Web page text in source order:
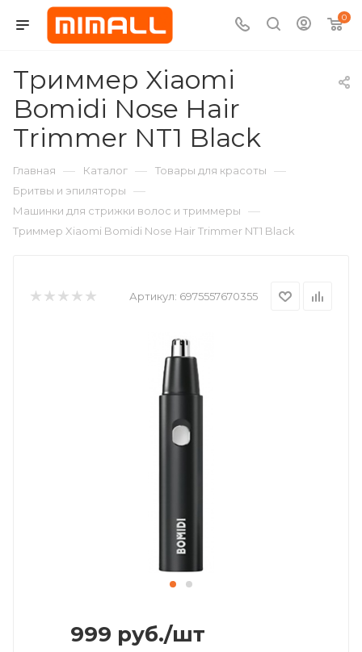
0
Триммер Xiaomi
Bomidi Nose Hair
Trimmer NT1 Black
Главная — Каталог — Товары для красоты —
Бритвы и эпиляторы —
Машинки для стрижки волос и триммеры —
Триммер Xiaomi Bomidi Nose Hair Trimmer NT1 Black
Артикул: 6975557670355
999 руб./шт